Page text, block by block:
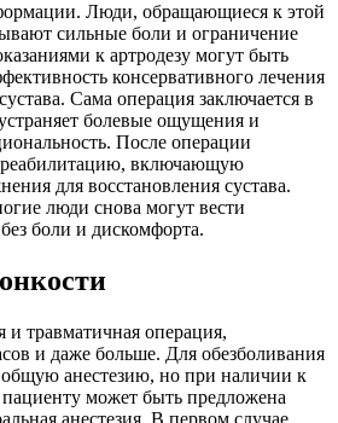
Люди, обращающиеся к этой
сильные боли и ограничение
к артродезу могут быть
консервативного лечения
Сама операция заключается в
болевые ощущения и
После операции
реабилитацию, включающую
для восстановления сустава.
люди снова могут вести
боли и дискомфорта.
травматичная операция,
и даже больше. Для обезболивания
анестезию, но при наличии к
может быть предложена